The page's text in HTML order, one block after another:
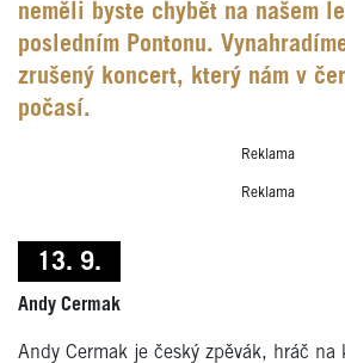
neměli byste chybět na našem
posledním Pontonu.
zrušený koncert, který nám v
počasí.
Reklama
Reklama
13. 9.
Andy Cermak
Andy Cermak je český zpěvák, hráč na